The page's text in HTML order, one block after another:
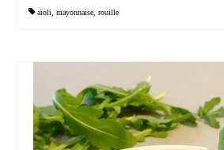
aïoli mayonnaise rouille